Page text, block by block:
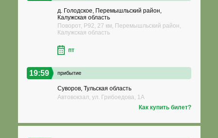
д. Голодское, Перемышльский район,
Калужская область
Поворот, Р92, 27 км, Перемышльский район,
Калужская область
пт
19:59 прибытие
Суворов, Тульская область
Автовокзал, ул. Грибоедова, 1А
Как купить билет?